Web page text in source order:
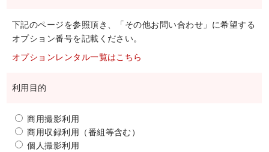
下記のページを参照頂き、「その他お問い合わせ」に希望する
オプション番号を記載ください。
オプションレンタル一覧はこちら
利用目的
商用撮影利用
商用収録利用（番組等含む）
個人撮影利用